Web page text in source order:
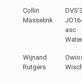
Collin
Masselink
asc
Wijnand
Rutgers